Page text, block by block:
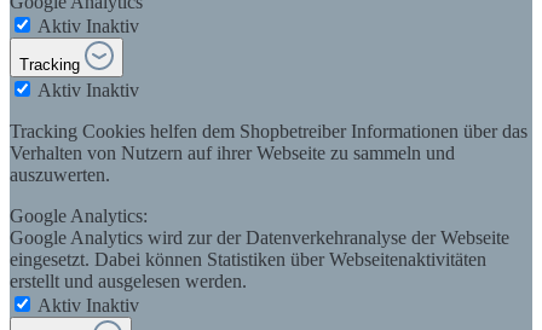
Aktiv Inaktiv
Tracking
Aktiv Inaktiv
Tracking Cookies helfen dem Shopbetreiber Informationen über das
Verhalten von Nutzern auf ihrer Webseite zu sammeln und
auszuwerten.
Google Analytics:
Google Analytics wird zur der Datenverkehranalyse der Webseite
eingesetzt. Dabei können Statistiken über Webseitenaktivitäten
erstellt und ausgelesen werden.
Aktiv Inaktiv